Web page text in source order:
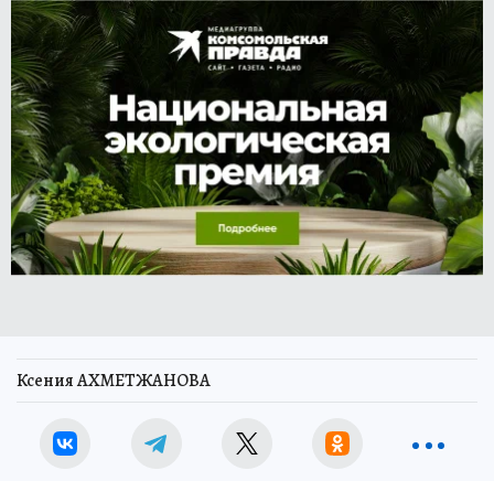
Ксения АХМЕТЖАНОВА